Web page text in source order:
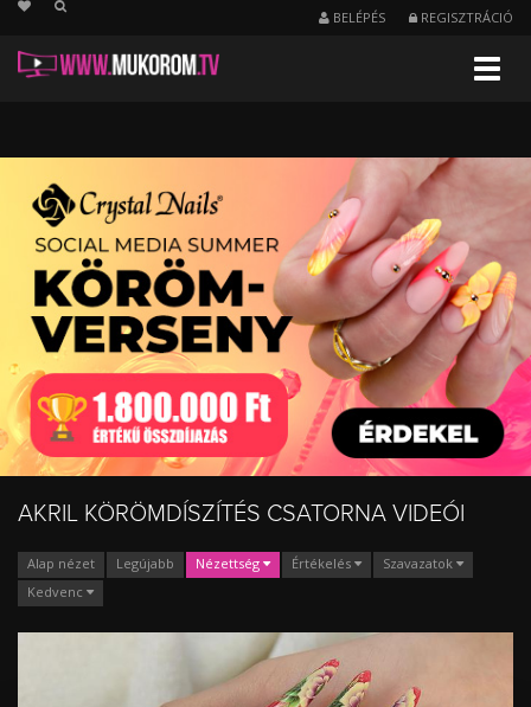
string(34) "/akril-koromdiszites/nezettsegnapi"BELÉPÉS REGISZTRÁCIÓ
Menu
Napi
-
Akril
körömdíszítés
AKRIL KÖRÖMDÍSZÍTÉS CSATORNA VIDEÓI
Alap nézet Legújabb Nézettség Értékelés
Szavazatok
Kedvenc